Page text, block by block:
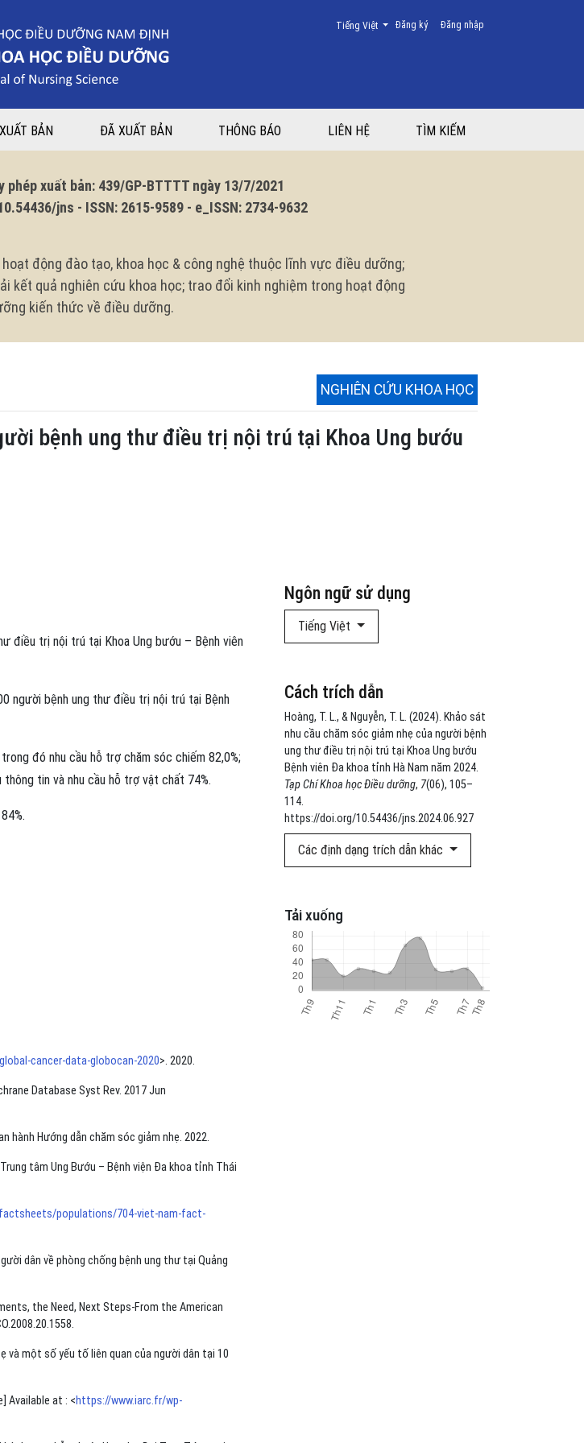
Ung bướu Bệnh viên Đa khoa tỉnh Hà Nam năm 2024
Đăng ký Đăng nhập
Thay đổi ngôn ngữ. Ngôn ngữ hiện tại là:
Tiếng Việt
BẢN ĐÃ XUẤT BẢN THÔNG BÁO LIÊN HỆ TÌM KIẾM
bản: 439/GP-BTTTT ngày 13/7/2021
jns - ISSN: 2615-9589 - e_ISSN: 2734-9632
động đào tạo, khoa học & công nghệ thuộc lĩnh vực điều dưỡng;
kết quả nghiên cứu khoa học; trao đổi kinh nghiệm trong hoạt động
kiến thức về điều dưỡng.
NGHIÊN CỨU KHOA HỌC
bệnh ung thư điều trị nội trú tại Khoa Ung bướu
Ngôn ngữ sử dụng
Tiếng Việt
Cách trích dẫn
Hoàng, T. L., & Nguyễn, T. L. (2024). Khảo sát
nhu cầu chăm sóc giảm nhẹ của người bệnh
ung thư điều trị nội trú tại Khoa Ung bướu
Bệnh viên Đa khoa tỉnh Hà Nam năm 2024.
Tạp Chí Khoa học Điều dưỡng, 7(06), 105–
114.
https://doi.org/10.54436/jns.2024.06.927
Các định dạng trích dẫn khác
Tải xuống
điều trị nội trú tại Khoa Ung bướu – Bệnh viên
người bệnh ung thư điều trị nội trú tại Bệnh
đó nhu cầu hỗ trợ chăm sóc chiếm 82,0%;
thông tin và nhu cầu hỗ trợ vật chất 74%.
cancer-data-globocan-2020>. 2020.
Database Syst Rev. 2017 Jun
hành Hướng dẫn chăm sóc giảm nhẹ. 2022.
tâm Ung Bướu – Bệnh viện Đa khoa tỉnh Thái
populations/704-viet-nam-fact-
dân về phòng chống bệnh ung thư tại Quảng
the Need, Next Steps-From the American
và một số yếu tố liên quan của người dân tại 10
Available at : <https://www.iarc.fr/wp-